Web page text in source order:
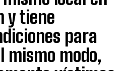
y tiene
para
mismo modo,